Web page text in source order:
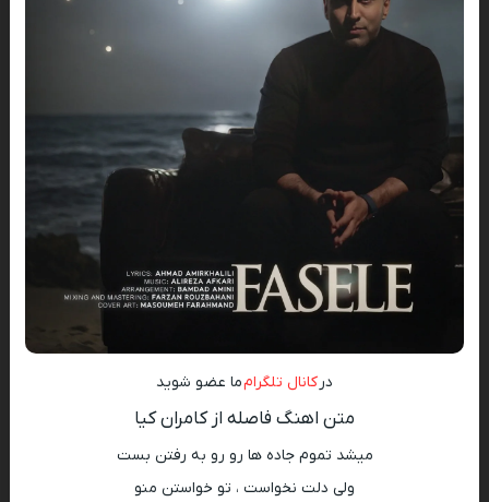
در کانال تلگرامما عضو شوید
متن اهنگ فاصله از کامران کیا
میشد تموم جاده ها رو رو به رفتن بست
ولی دلت نخواست ، تو خواستن منو